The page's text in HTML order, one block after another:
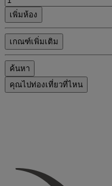
เพิ่มห้อง
เกณฑ์เพิ่มเติม
ค้นหา
คุณไปท่องเที่ยวที่ไหน